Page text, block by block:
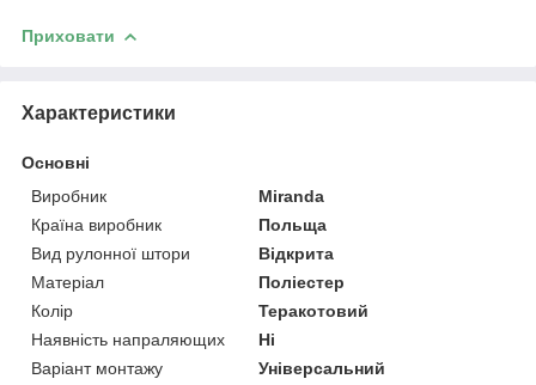
Приховати
Характеристики
Основні
Виробник
Miranda
Країна виробник
Польща
Вид рулонної штори
Відкрита
Матеріал
Поліестер
Колір
Теракотовий
Наявність напраляющих
Ні
Варіант монтажу
Універсальний